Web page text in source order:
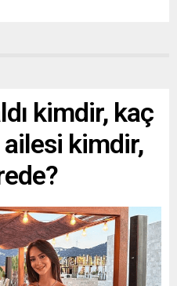
kimdir, kaç
ailesi kimdir,